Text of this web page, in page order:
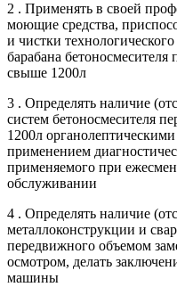
2 . Применять в своей
моющие средства,
и чистки
барабана
свыше 1200л
3 . Определять наличие
систем бетоносмесителя
1200л
применением
применяемого при
обслуживании
4 . Определять наличие
металлоконструкции и
передвижного объемом
осмотром, делать
машины